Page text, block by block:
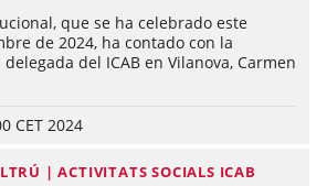
que se ha celebrado este
de 2024, ha contado con la
del ICAB en Vilanova, Carmen
CET 2024
| ACTIVITATS SOCIALS ICAB